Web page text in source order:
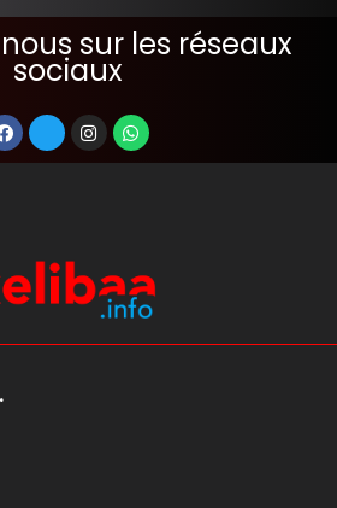
sur les réseaux
sociaux